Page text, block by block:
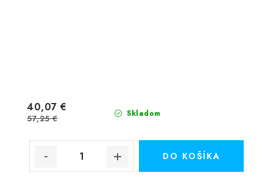
Skladom
40,07 €
57,25 €
DO KOŠÍKA